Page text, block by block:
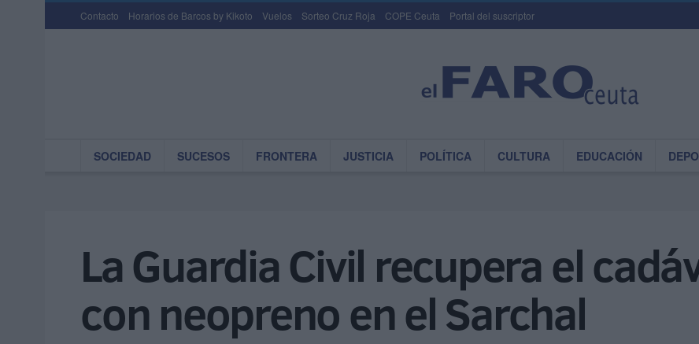
Contacto Horarios de Barcos by Kikoto Vuelos Sorteo Cruz Roja COPE Ceuta Portal del suscriptor
SOCIEDAD SUCESOS FRONTERA JUSTICIA POLÍTICA CULTURA EDUCACIÓN
La Guardia Civil recupera el
con neopreno en el Sarchal